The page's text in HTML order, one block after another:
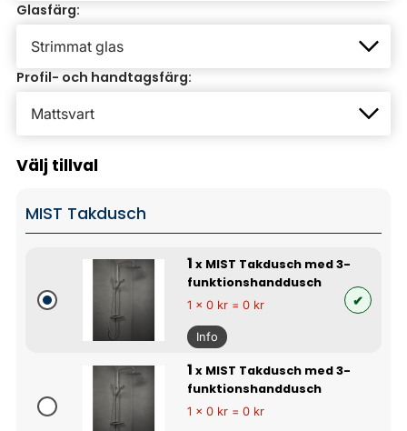
Glasfärg:
Profil- och handtagsfärg:
Välj tillval
MIST Takdusch
1 x MIST Takdusch med 3-
funktionshanddusch
1 x 0 kr = 0 kr
Info
1 x MIST Takdusch med 3-
funktionshanddusch
1 x 0 kr = 0 kr